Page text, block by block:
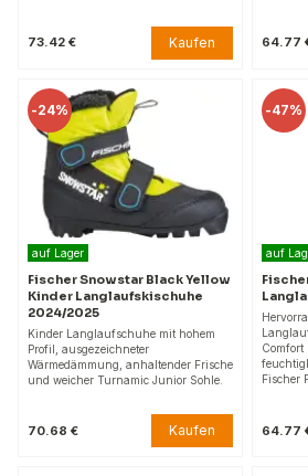
73.42 € Kaufen 64.77
-24%
auf Lager
Fischer Snowstar Black Yellow
Kinder Langlaufskischuhe
2024/2025
Kinder Langlaufschuhe mit hohem
Profil, ausgezeichneter
Wärmedämmung, anhaltender Frische
und weicher Turnamic Junior Sohle.
70.68 € Kaufen
-47%
auf
Comfort
Fischer
64.77